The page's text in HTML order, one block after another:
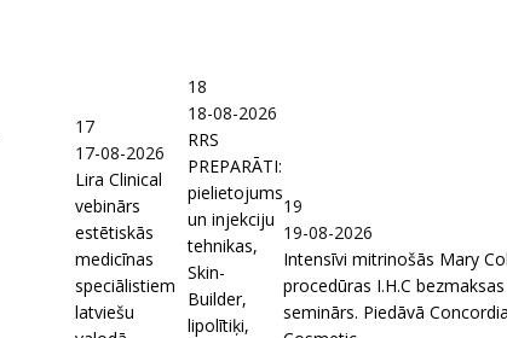
17
17-08-2026
Lira Clinical
vebinārs
estētiskās
medicīnas
speciālistiem
latviešu
18
18-08-2026
RRS
PREPARĀTI:
pielietojums
un injekciju
tehnikas,
Skin-
Builder,
lipolītiķi,
19
19-08-2026
Intensīvi mitrinošās Mary
procedūras I.H.C bezmaksas
seminārs. Piedāvā